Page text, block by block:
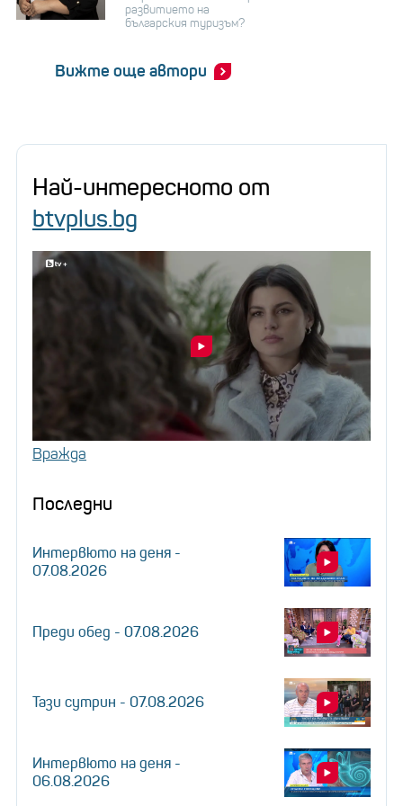
развитието на
българския туризъм?
Вижте още автори
Най-интересното от
btvplus.bg
Вражда
Последни
Интервюто на деня -
07.08.2026
Преди обед - 07.08.2026
Тази сутрин - 07.08.2026
Интервюто на деня -
06.08.2026